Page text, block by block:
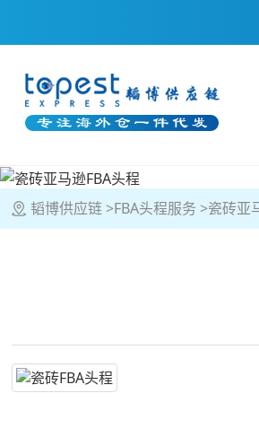
韬博供应链 FBA头程服务 瓷砖亚